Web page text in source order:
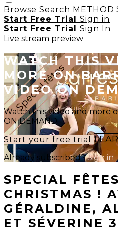
Browse Search METHOD
Start Free Trial Sign in
Start Free Trial Sign In
Live stream preview
WATCH THIS
MORE ON
VIDEO ON
Watch this video and more
ON DEMAND
Start your free trial
Already subscribed?Sign in
SPECIAL
CHRISTMAS !
GÉRALDINE,
ET SÉVERINE